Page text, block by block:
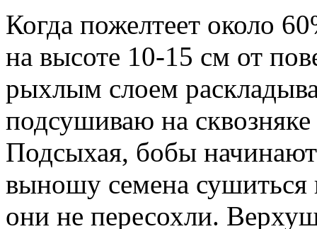
Когда пожелтеет около
на высоте 10-15 см от
рыхлым слоем
подсушиваю на
Подсыхая, бобы
выношу семена сушиться
они не пересохли.